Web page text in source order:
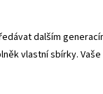
dalším
vlastní sbírky.